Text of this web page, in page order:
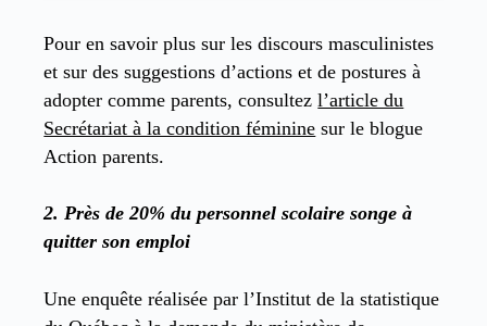
Pour en savoir plus sur les discours masculinistes
et sur des suggestions d’actions et de postures à
adopter comme parents, consultezl’article du
Secrétariat à la condition féminine sur le blogue
Action parents.
2. Près de 20% du personnel scolaire songe à
quitter son emploi
Une enquête réalisée par l’Institut de la statistique